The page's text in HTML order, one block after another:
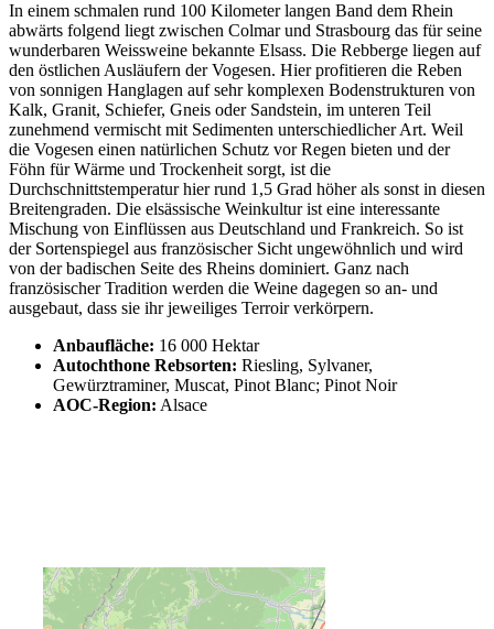
In einem schmalen rund 100 Kilometer langen Band dem Rhein
abwärts folgend liegt zwischen Colmar und Strasbourg das für seine
wunderbaren Weissweine bekannte Elsass. Die Rebberge liegen auf
den östlichen Ausläufern der Vogesen. Hier profitieren die Reben
von sonnigen Hanglagen auf sehr komplexen Bodenstrukturen von
Kalk, Granit, Schiefer, Gneis oder Sandstein, im unteren Teil
zunehmend vermischt mit Sedimenten unterschiedlicher Art. Weil
die Vogesen einen natürlichen Schutz vor Regen bieten und der
Föhn für Wärme und Trockenheit sorgt, ist die
Durchschnittstemperatur hier rund 1,5 Grad höher als sonst in diesen
Breitengraden. Die elsässische Weinkultur ist eine interessante
Mischung von Einflüssen aus Deutschland und Frankreich. So ist
der Sortenspiegel aus französischer Sicht ungewöhnlich und wird
von der badischen Seite des Rheins dominiert. Ganz nach
französischer Tradition werden die Weine dagegen so an- und
ausgebaut, dass sie ihr jeweiliges Terroir verkörpern.
Anbaufläche: 16 000 Hektar
Autochthone Rebsorten: Riesling, Sylvaner,
Gewürztraminer, Muscat, Pinot Blanc; Pinot Noir
AOC-Region: Alsace